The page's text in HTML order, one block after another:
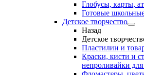
Глобусы, карты,
Готовые
Детское творчество
Назад
Детское
Пластилин и
Краски, кисти и
непроливайки